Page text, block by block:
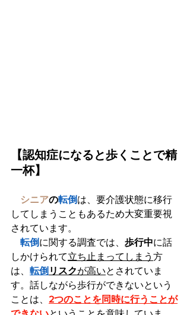
【認知症になると歩くことで精
一杯】
シニアの転倒は、要介護状態に移行
してしまうこともあるため大変重要視
されています。
転倒に関する調査では、 歩行中に話
しかけられて立ち止まってしまう 方
は、 転倒 リスクが高いとされていま
す。話しながら歩行ができないという
ことは、 2つのことを同時に行うことが